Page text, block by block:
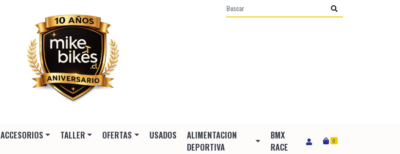
ACCESORIOS TALLER OFERTAS USADOS
ALIMENTACION
DEPORTIVA
BMX
RACE
0